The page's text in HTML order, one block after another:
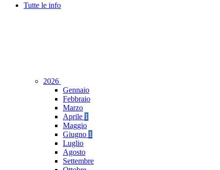
Tutte le info
2026
Gennaio
Febbraio
Marzo
Aprile 1
Maggio
Giugno 1
Luglio
Agosto
Settembre